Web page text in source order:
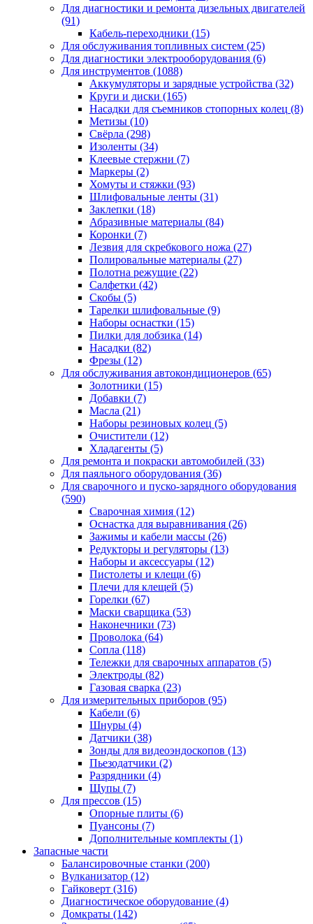
Для диагностики и ремонта дизельных двигателей
(91)
Кабель-переходники (15)
Для обслуживания топливных систем (25)
Для диагностики электрооборудования (6)
Для инструментов (1088)
Аккумуляторы и зарядные устройства (32)
Круги и диски (165)
Насадки для съемников стопорных колец (8)
Метизы (10)
Свёрла (298)
Изоленты (34)
Клеевые стержни (7)
Маркеры (2)
Хомуты и стяжки (93)
Шлифовальные ленты (31)
Заклепки (18)
Абразивные материалы (84)
Коронки (7)
Лезвия для скребкового ножа (27)
Полировальные материалы (27)
Полотна режущие (22)
Салфетки (42)
Скобы (5)
Тарелки шлифовальные (9)
Наборы оснастки (15)
Пилки для лобзика (14)
Насадки (82)
Фрезы (12)
Для обслуживания автокондиционеров (65)
Золотники (15)
Добавки (7)
Масла (21)
Наборы резиновых колец (5)
Очистители (12)
Хладагенты (5)
Для ремонта и покраски автомобилей (33)
Для паяльного оборудования (36)
Для сварочного и пуско-зарядного оборудования
(590)
Сварочная химия (12)
Оснастка для выравнивания (26)
Зажимы и кабели массы (26)
Редукторы и регуляторы (13)
Наборы и аксессуары (12)
Пистолеты и клещи (6)
Плечи для клещей (5)
Горелки (67)
Маски сварщика (53)
Наконечники (73)
Проволока (64)
Сопла (118)
Тележки для сварочных аппаратов (5)
Электроды (82)
Газовая сварка (23)
Для измерительных приборов (95)
Кабели (6)
Шнуры (4)
Датчики (38)
Зонды для видеоэндоскопов (13)
Пьезодатчики (2)
Разрядники (4)
Щупы (7)
Для прессов (15)
Опорные плиты (6)
Пуансоны (7)
Дополнительные комплекты (1)
Запасные части
Балансировочные станки (200)
Вулканизатор (12)
Гайковерт (316)
Диагностическое оборудование (4)
Домкраты (142)